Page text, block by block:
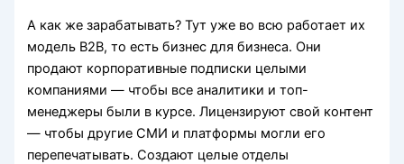
А как же зарабатывать? Тут уже во всю работает их
модель B2B, то есть бизнес для бизнеса. Они
продают корпоративные подписки целыми
компаниями — чтобы все аналитики и топ-
менеджеры были в курсе. Лицензируют свой контент
— чтобы другие СМИ и платформы могли его
перепечатывать. Создают целые отделы